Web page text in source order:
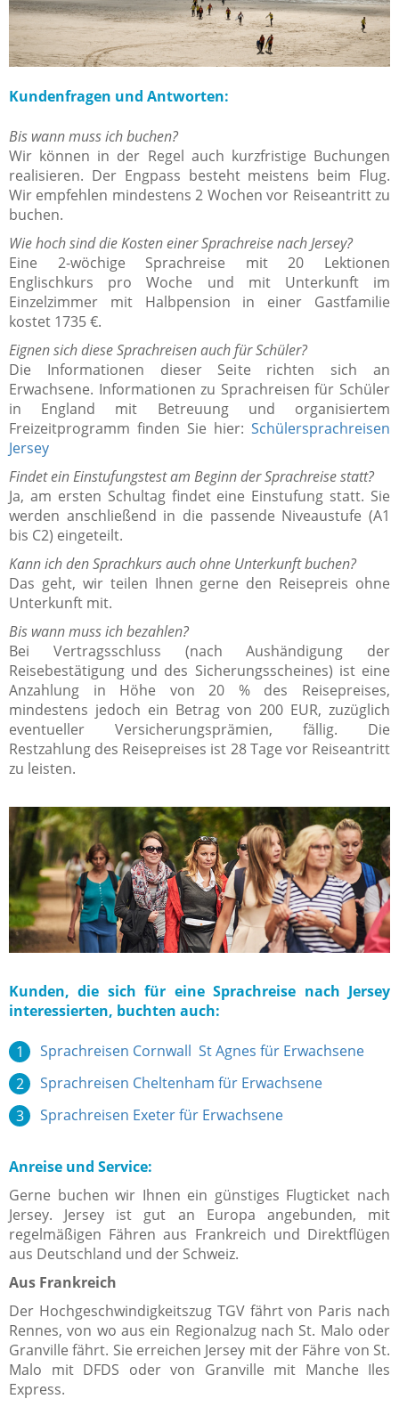
Kundenfragen und Antworten:
Bis wann muss ich buchen?
Wir können in der Regel auch kurzfristige Buchungen
realisieren. Der Engpass besteht meistens beim Flug.
Wir empfehlen mindestens 2 Wochen vor Reiseantritt zu
buchen.
Wie hoch sind die Kosten einer Sprachreise nach Jersey?
Eine 2-wöchige Sprachreise mit 20 Lektionen
Englischkurs pro Woche und mit Unterkunft im
Einzelzimmer mit Halbpension in einer Gastfamilie
kostet 1735 €.
Eignen sich diese Sprachreisen auch für Schüler?
Die Informationen dieser Seite richten sich an
Erwachsene. Informationen zu Sprachreisen für Schüler
in England mit Betreuung und organisiertem
Freizeitprogramm finden Sie hier: Schülersprachreisen
Jersey
Findet ein Einstufungstest am Beginn der Sprachreise statt?
Ja, am ersten Schultag findet eine Einstufung statt. Sie
werden anschließend in die passende Niveaustufe (A1
bis C2) eingeteilt.
Kann ich den Sprachkurs auch ohne Unterkunft buchen?
Das geht, wir teilen Ihnen gerne den Reisepreis ohne
Unterkunft mit.
Bis wann muss ich bezahlen?
Bei Vertragsschluss (nach Aushändigung der
Reisebestätigung und des Sicherungsscheines) ist eine
Anzahlung in Höhe von 20 % des Reisepreises,
mindestens jedoch ein Betrag von 200 EUR, zuzüglich
eventueller Versicherungsprämien, fällig. Die
Restzahlung des Reisepreises ist 28 Tage vor Reiseantritt
zu leisten.
Kunden, die sich für eine Sprachreise nach Jersey
interessierten, buchten auch:
Sprachreisen Cornwall St Agnes für Erwachsene
Sprachreisen Cheltenham für Erwachsene
Sprachreisen Exeter für Erwachsene
Anreise und Service:
Gerne buchen wir Ihnen ein günstiges Flugticket nach
Jersey. Jersey ist gut an Europa angebunden, mit
regelmäßigen Fähren aus Frankreich und Direktflügen
aus Deutschland und der Schweiz.
Aus Frankreich
Der Hochgeschwindigkeitszug TGV fährt von Paris nach
Rennes, von wo aus ein Regionalzug nach St. Malo oder
Granville fährt. Sie erreichen Jersey mit der Fähre von St.
Malo mit DFDS oder von Granville mit Manche Iles
Express.